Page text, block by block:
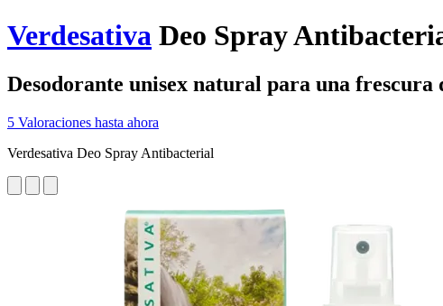
Verdesativa Deo Spray
Desodorante unisex natural para una frescura
5 Valoraciones hasta ahora
Verdesativa Deo Spray Antibacterial